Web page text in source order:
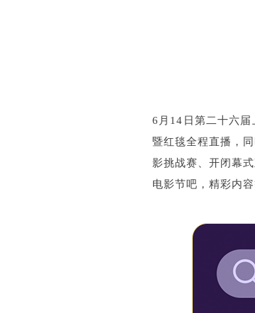
6月14日第二十六
暨红毯全程直播，
影挑战赛、开闭幕
电影节吧，精彩内容